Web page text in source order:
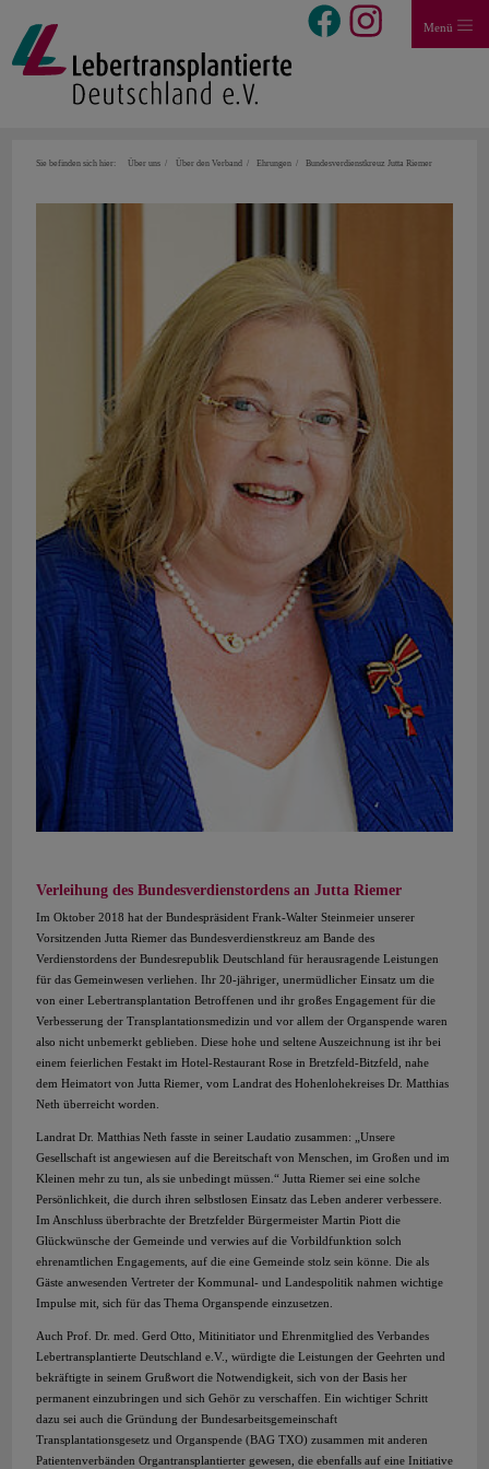
Menü
Sie befinden sich hier: Über uns Über den Verband Ehrungen Bundesverdienstkreuz Jutta Riemer
Verleihung des Bundesverdienstordens an Jutta Riemer
Im Oktober 2018 hat der Bundespräsident Frank-Walter Steinmeier unserer
Vorsitzenden Jutta Riemer das Bundesverdienstkreuz am Bande des
Verdienstordens der Bundesrepublik Deutschland für herausragende Leistungen
für das Gemeinwesen verliehen. Ihr 20-jähriger, unermüdlicher Einsatz um die
von einer Lebertransplantation Betroffenen und ihr großes Engagement für die
Verbesserung der Transplantationsmedizin und vor allem der Organspende waren
also nicht unbemerkt geblieben. Diese hohe und seltene Auszeichnung ist ihr bei
einem feierlichen Festakt im Hotel-Restaurant Rose in Bretzfeld-Bitzfeld, nahe
dem Heimatort von Jutta Riemer, vom Landrat des Hohenlohekreises Dr. Matthias
Neth überreicht worden.
Landrat Dr. Matthias Neth fasste in seiner Laudatio zusammen: „Unsere
Gesellschaft ist angewiesen auf die Bereitschaft von Menschen, im Großen und im
Kleinen mehr zu tun, als sie unbedingt müssen.“ Jutta Riemer sei eine solche
Persönlichkeit, die durch ihren selbstlosen Einsatz das Leben anderer verbessere.
Im Anschluss überbrachte der Bretzfelder Bürgermeister Martin Piott die
Glückwünsche der Gemeinde und verwies auf die Vorbildfunktion solch
ehrenamtlichen Engagements, auf die eine Gemeinde stolz sein könne. Die als
Gäste anwesenden Vertreter der Kommunal- und Landespolitik nahmen wichtige
Impulse mit, sich für das Thema Organspende einzusetzen.
Auch Prof. Dr. med. Gerd Otto, Mitinitiator und Ehrenmitglied des Verbandes
Lebertransplantierte Deutschland e.V., würdigte die Leistungen der Geehrten und
bekräftigte in seinem Grußwort die Notwendigkeit, sich von der Basis her
permanent einzubringen und sich Gehör zu verschaffen. Ein wichtiger Schritt
dazu sei auch die Gründung der Bundesarbeitsgemeinschaft
Transplantationsgesetz und Organspende (BAG TXO) zusammen mit anderen
Patientenverbänden Organtransplantierter gewesen, die ebenfalls auf eine Initiative